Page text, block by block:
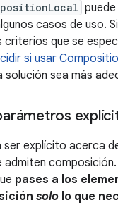
casos de uso.
criterios que se
si usar
sea más
ser explícito acerca
admiten composición.
pases a los
solo lo que